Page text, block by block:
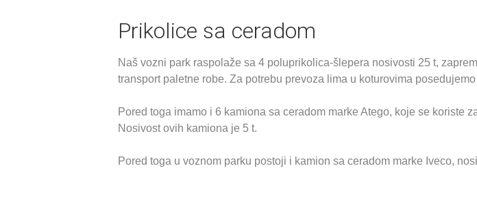
Prikolice sa ceradom
Naš vozni park raspolaže sa 4 poluprikolica-šlepera nosivosti 25 t,
transport paletne robe. Za potrebu prevoza lima u koturovima
Pored toga imamo i 6 kamiona sa ceradom marke Atego, koje se koriste
Nosivost ovih kamiona je 5 t.
Pored toga u voznom parku postoji i kamion sa ceradom marke Iveco,